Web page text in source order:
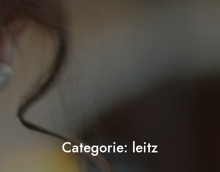
Categorie: leitz